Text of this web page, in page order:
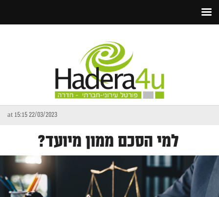
22/03/2023 at 15:15
למי הסכם ממון מיועד?